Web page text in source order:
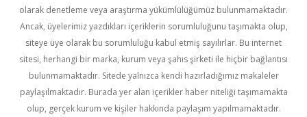
olarak denetleme veya araştırma yükümlülüğümüz bulunmamaktadır.
Ancak, üyelerimiz yazdıkları içeriklerin sorumluluğunu taşımakta olup,
siteye üye olarak bu sorumluluğu kabul etmiş sayılırlar. Bu internet
sitesi, herhangi bir marka, kurum veya şahıs şirketi ile hiçbir bağlantısı
bulunmamaktadır. Sitede yalnızca kendi hazırladığımız makaleler
paylaşılmaktadır. Burada yer alan içerikler haber niteliği taşımamakta
olup, gerçek kurum ve kişiler hakkında paylaşım yapılmamaktadır.